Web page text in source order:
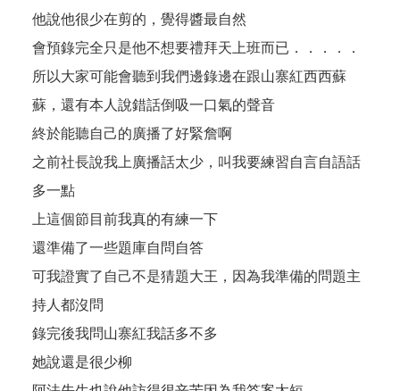
他說他很少在剪的，覺得醬最自然
會預錄完全只是他不想要禮拜天上班而已．．．．．
所以大家可能會聽到我們邊錄邊在跟山寨紅西西蘇
蘇，還有本人說錯話倒吸一口氣的聲音
終於能聽自己的廣播了好緊詹啊
之前社長說我上廣播話太少，叫我要練習自言自語話
多一點
上這個節目前我真的有練一下
還準備了一些題庫自問自答
可我證實了自己不是猜題大王，因為我準備的問題主
持人都沒問
錄完後我問山寨紅我話多不多
她說還是很少柳